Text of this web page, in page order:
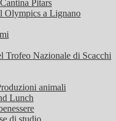
Pitars
Olympics a Lignano
Trofeo Nazionale di Scacchi
animali
Lunch